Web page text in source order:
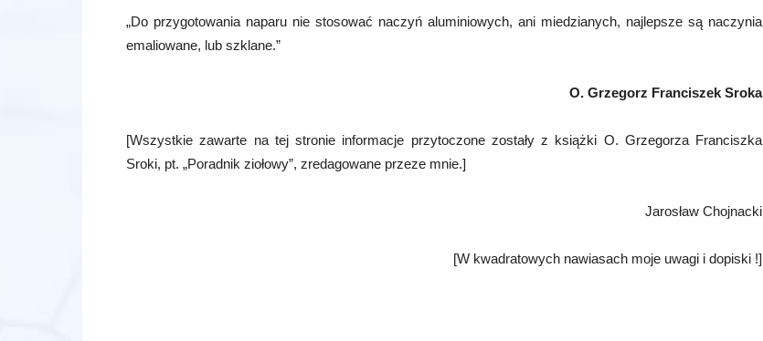
„Do przygotowania naparu nie stosować naczyń aluminiowych, ani miedzianych, najlepsze są naczynia
emaliowane, lub szklane.”
O. Grzegorz Franciszek Sroka
[Wszystkie zawarte na tej stronie informacje przytoczone zostały z książki O. Grzegorza Franciszka
Sroki, pt. „Poradnik ziołowy”, zredagowane przeze mnie.]
Jarosław Chojnacki
[W kwadratowych nawiasach moje uwagi i dopiski !]